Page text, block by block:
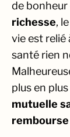
de bonheur
richesse,
vie est relié
santé rien
plus en
mutuelle
rembourse